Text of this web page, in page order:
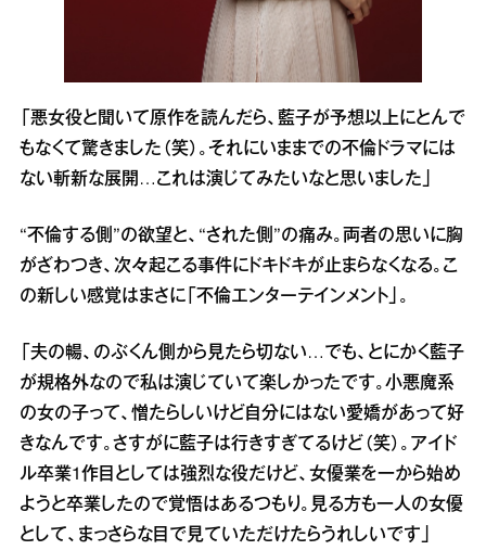
「悪女役と聞いて原作を読んだら、藍子が予想以上にとんで
もなくて驚きました（笑）。それにいままでの不倫ドラマには
ない斬新な展開…これは演じてみたいなと思いました」
“不倫する側”の欲望と、“された側”の痛み。両者の思いに胸
がざわつき、次々起こる事件にドキドキが止まらなくなる。こ
の新しい感覚はまさに「不倫エンターテインメント」。
「夫の暢、のぶくん側から見たら切ない…でも、とにかく藍子
が規格外なので私は演じていて楽しかったです。小悪魔系
の女の子って、憎たらしいけど自分にはない愛嬌があって好
きなんです。さすがに藍子は行きすぎてるけど（笑）。アイド
ル卒業1作目としては強烈な役だけど、女優業を一から始め
ようと卒業したので覚悟はあるつもり。見る方も一人の女優
として、まっさらな目で見ていただけたらうれしいです」